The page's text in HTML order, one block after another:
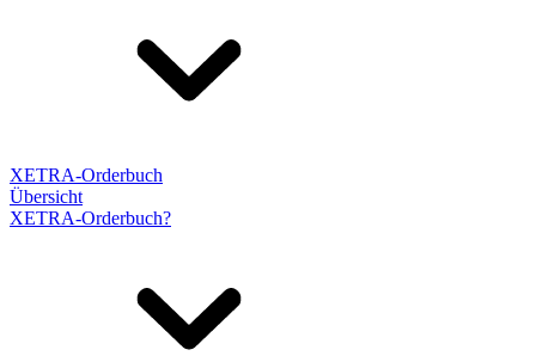
XETRA-Orderbuch
Übersicht
XETRA-Orderbuch?